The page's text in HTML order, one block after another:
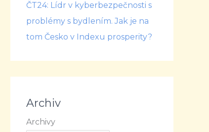
ČT24: Lídr v kyberbezpečnosti s
problémy s bydlením. Jak je na
tom Česko v Indexu prosperity?
Archiv
Archivy